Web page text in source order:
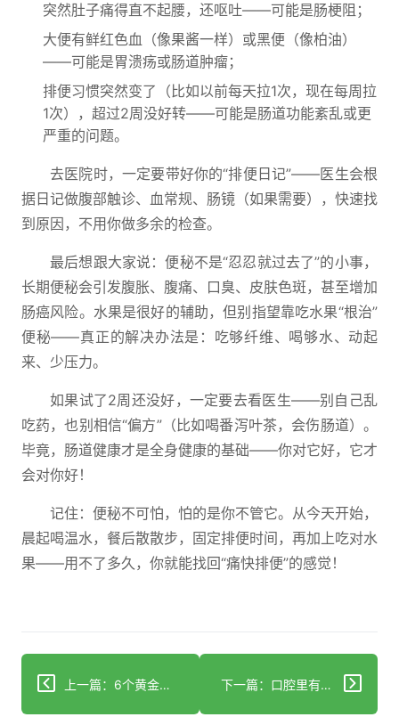
突然肚子痛得直不起腰，还呕吐——可能是肠梗阻；
大便有鲜红色血（像果酱一样）或黑便（像柏油）
——可能是胃溃疡或肠道肿瘤；
排便习惯突然变了（比如以前每天拉1次，现在每周拉
1次），超过2周没好转——可能是肠道功能紊乱或更
严重的问题。
去医院时，一定要带好你的“排便日记”——医生会根
据日记做腹部触诊、血常规、肠镜（如果需要），快速找
到原因，不用你做多余的检查。
最后想跟大家说：便秘不是“忍忍就过去了”的小事，
长期便秘会引发腹胀、腹痛、口臭、皮肤色斑，甚至增加
肠癌风险。水果是很好的辅助，但别指望靠吃水果“根治”
便秘——真正的解决办法是：吃够纤维、喝够水、动起
来、少压力。
如果试了2周还没好，一定要去看医生——别自己乱
吃药，也别相信“偏方”（比如喝番泻叶茶，会伤肠道）。
毕竟，肠道健康才是全身健康的基础——你对它好，它才
会对你好！
记住：便秘不可怕，怕的是你不管它。从今天开始，
晨起喝温水，餐后散散步，固定排便时间，再加上吃对水
果——用不了多久，你就能找回“痛快排便”的感觉！
上一篇：6个黄金时段喝对蜂蜜水秒变养生王炸！你还在乱喝？ 下一篇：口腔里有擦不掉的白纸片？不是上火是癌前警报！2周内必须行动